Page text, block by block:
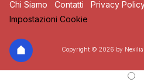
Chi Siamo Contatti Privacy
Impostazioni Cookie
Copyright © 2026 by